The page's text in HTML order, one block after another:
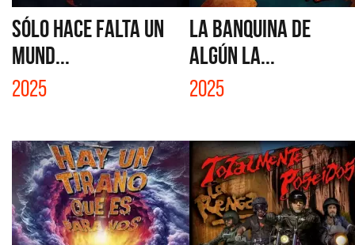
SÓLO HACE FALTA UN
MUND...
2025
LA BANQUINA DE
ALGÚN LA...
2025